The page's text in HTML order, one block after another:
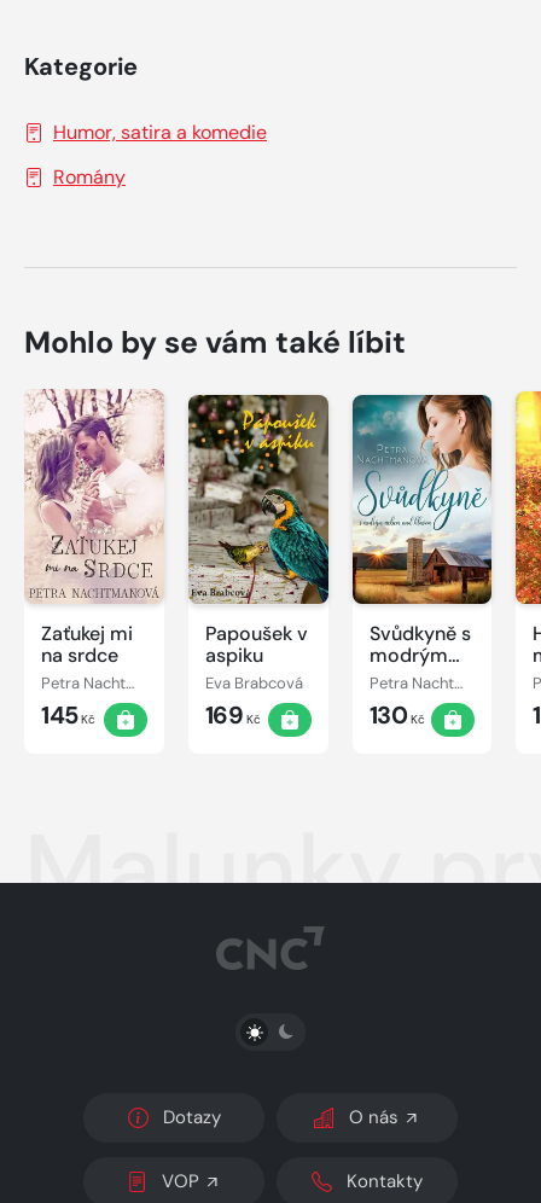
Kategorie
Humor, satira a komedie
Romány
Mohlo by se vám také líbit
Zaťukej mi
na srdce
Petra Nachtmanová
145Kč
Papoušek v
aspiku
Eva Brabcová
169 Kč
Svůdkyně s
modrým
nebem nad
hlavou
Petra Nachtmanová
130Kč
Malunky
PŘEPNOUT SVĚTLÝ/TMAVÝ REŽIM
Dotazy O nás
VOP Kontakty